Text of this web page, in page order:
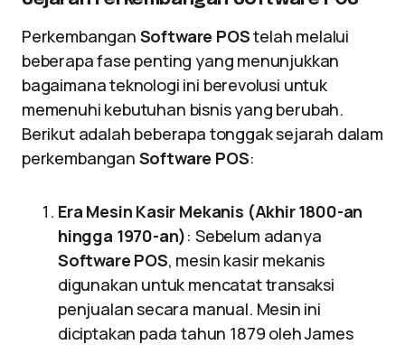
Perkembangan Software POStelah melalui
beberapa fase penting yang menunjukkan
bagaimana teknologi ini berevolusi untuk
memenuhi kebutuhan bisnis yang berubah.
Berikut adalah beberapa tonggak sejarah dalam
perkembangan Software POS:
Era Mesin Kasir Mekanis (Akhir 1800-an
hingga 1970-an): Sebelum adanya
Software POS, mesin kasir mekanis
digunakan untuk mencatat transaksi
penjualan secara manual. Mesin ini
diciptakan pada tahun 1879 oleh James